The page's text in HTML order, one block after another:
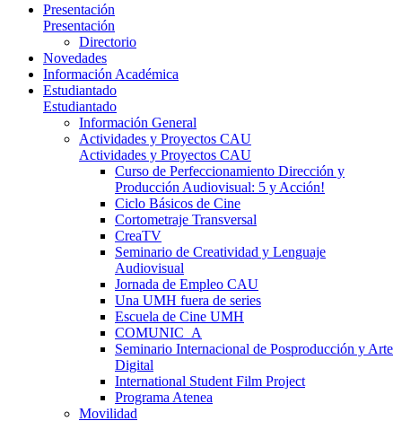
Presentación
Presentación
Directorio
Novedades
Información Académica
Estudiantado
Estudiantado
Información General
Actividades y Proyectos CAU
Actividades y Proyectos CAU
Curso de Perfeccionamiento Dirección y
Producción Audiovisual: 5 y Acción!
Ciclo Básicos de Cine
Cortometraje Transversal
CreaTV
Seminario de Creatividad y Lenguaje
Audiovisual
Jornada de Empleo CAU
Una UMH fuera de series
Escuela de Cine UMH
COMUNIC_A
Seminario Internacional de Posproducción y Arte
Digital
International Student Film Project
Programa Atenea
Movilidad